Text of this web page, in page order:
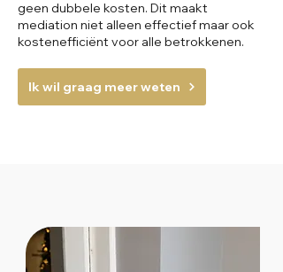
geen dubbele kosten. Dit maakt
mediation niet alleen effectief maar ook
kostenefficiënt voor alle betrokkenen.
Ik wil graag meer weten